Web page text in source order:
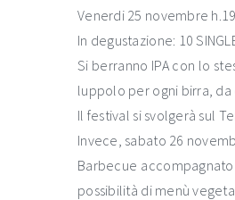
Venerdi 25 novembre
In degustazione: 10
Si berranno IPA con lo
luppolo per ogni birra, da
Il festival si svolgerà sul
Invece, sabato 26
Barbecue
possibilità di menù